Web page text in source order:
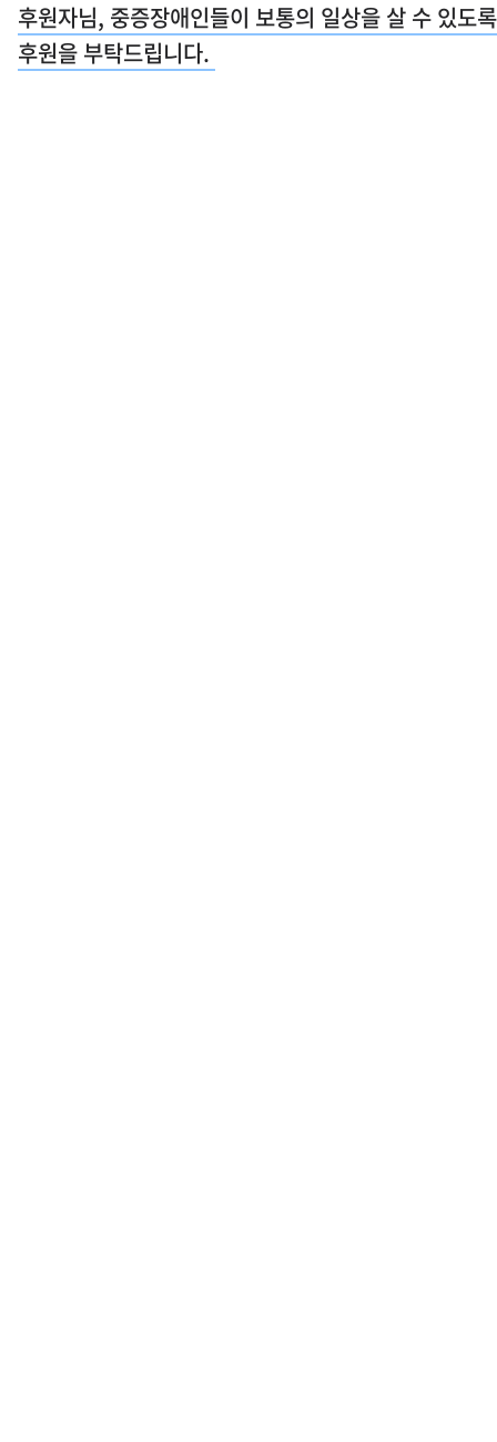
후원자님, 중증장애인들이 보통의 일상을 살 수 있도록
후원을 부탁드립니다.